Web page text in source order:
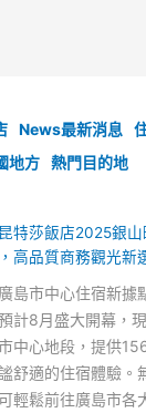
News最新消息
地方 熱門目的地
特莎飯店2025銀
高品質商務觀光新
島市中心住宿新
計8月盛大開幕，
中心地段，提供
舒適的住宿體驗。
輕鬆前往廣島市各